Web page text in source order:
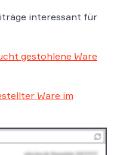
interessant für
gestohlene Ware
Ware im